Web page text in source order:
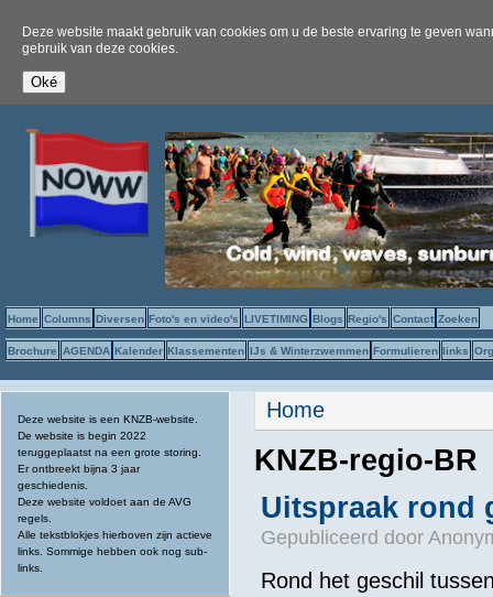
Deze website maakt gebruik van cookies om u de beste ervaring te geven
gebruik van deze cookies.
Home Columns Diversen Foto's en video's LIVETIMING Blogs Regio's Contact Zoeken
Brochure AGENDA Kalender Klassementen IJs & Winterzwemmen Formulieren links
Deze website is een KNZB-website.
De website is begin 2022
teruggeplaatst na een grote storing.
Er ontbreekt bijna 3 jaar
geschiedenis.
Deze website voldoet aan de AVG
regels.
Alle tekstblokjes hierboven zijn actieve
links. Sommige hebben ook nog sub-
links.
U bent hier
Home
KNZB-regio-BR
Uitspraak rond
Gepubliceerd door
Rond het geschil